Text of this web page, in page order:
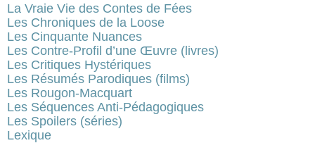
La Vraie Vie des Contes de Fées
Les Chroniques de la Loose
Les Cinquante Nuances
Les Contre-Profil d’une Œuvre (livres)
Les Critiques Hystériques
Les Résumés Parodiques (films)
Les Rougon-Macquart
Les Séquences Anti-Pédagogiques
Les Spoilers (séries)
Lexique